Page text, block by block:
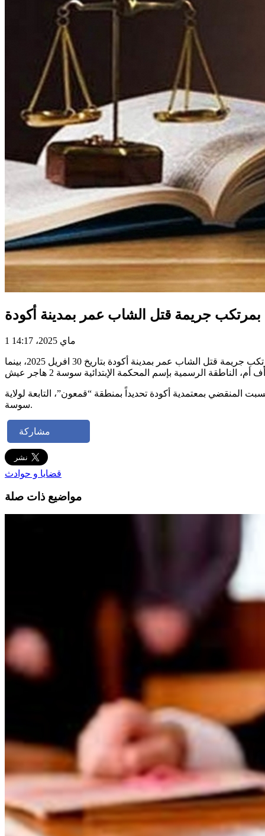
جريمة قتل الشاب عمر بمدينة أكودة
1 ماي 2025، 14:17
تبعاً للتنسيق بين جميع الوحدات الأمنية التابعة لمدينة سوسة والنيابة العمومية والسيد قاضي التحقيق المتعهد بالبحث تمّ إلقاء القبض على مرتكب جريمة قتل الشاب عمر بمدينة أكودة بتاريخ 30 افريل 2025، بينما
حادّة يوم السبت المنقضي بمعتمدية أكودة تحديداً بمنطقة “قمعون”، التابعة لولاية
سوسة.
مشاركة
قضايا و حوادث
مواضيع ذات صلة